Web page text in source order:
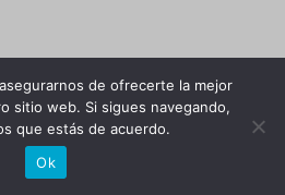
de ofrecerte la mejor
sitio web. Si sigues navegando,
que estás de acuerdo.
Ok